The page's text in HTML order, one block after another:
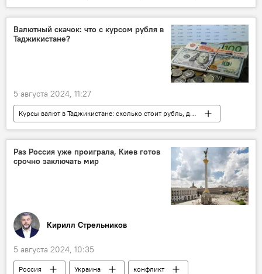
СНГ
Общество
Валютный скачок: что с курсом рубля в
Таджикистане?
5 августа 2024, 11:27
Курсы валют в Таджикистане: сколько стоит рубль, доллар, евро
Таджикистан
Нацбанк Таджикистана
Экономика
курсы валют
рубль
евро
доллар
Раз Россия уже проиграла, Киев готов
срочно заключать мир
Кирилл Стрельников
5 августа 2024, 10:35
Россия Украина
конфликт